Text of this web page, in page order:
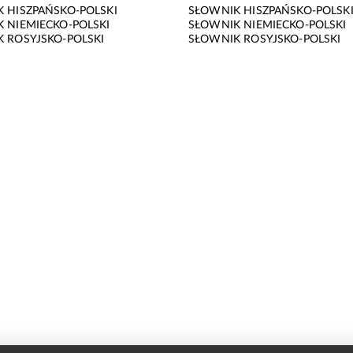
HISZPAŃSKO-POLSKI
NIEMIECKO-POLSKI
ROSYJSKO-POLSKI
SŁOWNIK HISZPAŃSKO-POLSKI
SŁOWNIK NIEMIECKO-POLSKI
SŁOWNIK ROSYJSKO-POLSKI